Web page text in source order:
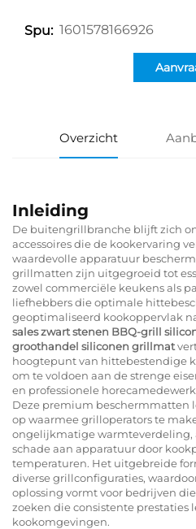
Spu: 1601578166926
Overzicht
Inleiding
De buitengrillbranche blijft zich
accessoires die de kookervaring
waardevolle apparatuur
grillmatten zijn uitgegroeid tot
zowel commerciële keukens als
liefhebbers die optimale
geoptimaliseerd kookoppervlak
sales zwart stenen BBQ-grill
groothandel siliconen grillmat
hoogtepunt van hittebestendige
om te voldoen aan de strenge
en professionele
Deze premium beschermmatten
op waarmee grilloperators te
ongelijkmatige warmteverdeling,
schade aan apparatuur door
temperaturen. Het uitgebreide
diverse grillconfiguraties,
oplossing vormt voor bedrijven
zoeken die consistente
kookomgevingen.